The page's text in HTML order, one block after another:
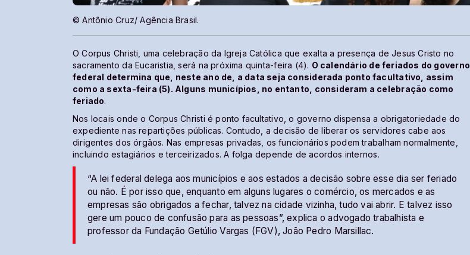
© Antônio Cruz/ Agência Brasil.
O Corpus Christi, uma celebração da Igreja Católica que exalta a presença de Jesus Cristo no
sacramento da Eucaristia, será na próxima quinta-feira (4). O calendário de feriados do governo
federal determina que, neste ano de, a data seja considerada ponto facultativo, assim
como a sexta-feira (5). Alguns municípios, no entanto, consideram a celebração como
feriado.
Nos locais onde o Corpus Christi é ponto facultativo, o governo dispensa a obrigatoriedade do
expediente nas repartições públicas. Contudo, a decisão de liberar os servidores cabe aos
dirigentes dos órgãos. Nas empresas privadas, os funcionários podem trabalham normalmente,
incluindo estagiários e terceirizados. A folga depende de acordos internos.
“A lei federal delega aos municípios e aos estados a decisão sobre esse dia ser feriado
ou não. É por isso que, enquanto em alguns lugares o comércio, os mercados e as
empresas são obrigados a fechar, talvez na cidade vizinha, tudo vai abrir. E talvez isso
gere um pouco de confusão para as pessoas”, explica o advogado trabalhista e
professor da Fundação Getúlio Vargas (FGV), João Pedro Marsillac.